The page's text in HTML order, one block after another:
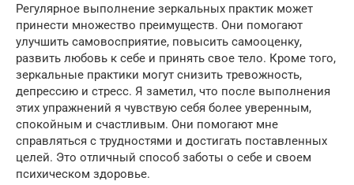
Регулярное выполнение зеркальных практик может
принести множество преимуществ. Они помогают
улучшить самовосприятие, повысить самооценку,
развить любовь к себе и принять свое тело. Кроме того,
зеркальные практики могут снизить тревожность,
депрессию и стресс. Я заметил, что после выполнения
этих упражнений я чувствую себя более уверенным,
спокойным и счастливым. Они помогают мне
справляться с трудностями и достигать поставленных
целей. Это отличный способ заботы о себе и своем
психическом здоровье.